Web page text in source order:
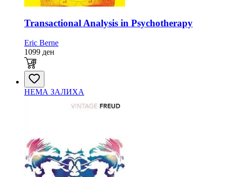
Transactional Analysis in Psychotherapy
Eric Berne
1099 ден
НЕМА ЗАЛИХА